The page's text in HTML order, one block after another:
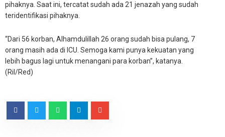
pihaknya. Saat ini, tercatat sudah ada 21 jenazah yang sudah
teridentifikasi pihaknya.
“Dari 56 korban, Alhamdulillah 26 orang sudah bisa pulang, 7
orang masih ada di ICU. Semoga kami punya kekuatan yang
lebih bagus lagi untuk menangani para korban”, katanya.
(Ril/Red)